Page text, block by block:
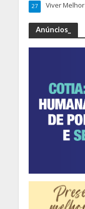
Viver Melhor
27
Anúncios_